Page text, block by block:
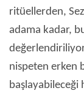
ritüellerden,
adama kadar,
nispeten erken